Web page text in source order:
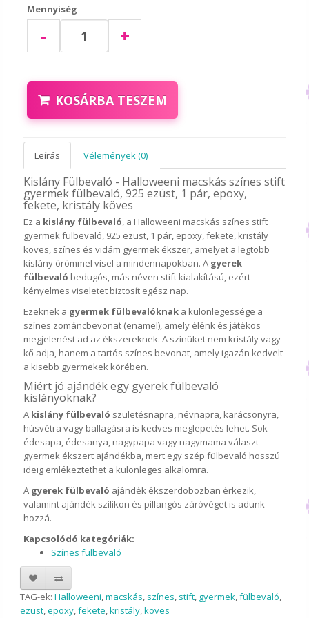
Mennyiség
- +
KOSÁRBA TESZEM
Leírás Vélemények (0)
Kislány Fülbevaló - Halloweeni macskás színes stift
gyermek fülbevaló, 925 ezüst, 1 pár, epoxy,
fekete, kristály köves
Ez a kislány fülbevaló, a Halloweeni macskás színes stift
gyermek fülbevaló, 925 ezüst, 1 pár, epoxy, fekete, kristály
köves, színes és vidám gyermek ékszer, amelyet a legtöbb
kislány örömmel visel a mindennapokban. A gyerek
fülbevaló bedugós, más néven stift kialakítású, ezért
kényelmes viseletet biztosít egész nap.
Ezeknek a gyermek fülbevalóknak a különlegessége a
színes zománcbevonat (enamel), amely élénk és játékos
megjelenést ad az ékszereknek. A színüket nem kristály vagy
kő adja, hanem a tartós színes bevonat, amely igazán kedvelt
a kisebb gyermekek körében.
Miért jó ajándék egy gyerek fülbevaló
kislányoknak?
A kislány fülbevaló születésnapra, névnapra, karácsonyra,
húsvétra vagy ballagásra is kedves meglepetés lehet. Sok
édesapa, édesanya, nagypapa vagy nagymama választ
gyermek ékszert ajándékba, mert egy szép fülbevaló hosszú
ideig emlékeztethet a különleges alkalomra.
A gyerek fülbevaló ajándék ékszerdobozban érkezik,
valamint ajándék szilikon és pillangós záróvéget is adunk
hozzá.
Kapcsolódó kategóriák:
Színes fülbevaló
TAG-ek:Halloweeni,macskás, színes, stift, gyermek,fülbevaló,
ezüst,epoxy,fekete,kristály,köves